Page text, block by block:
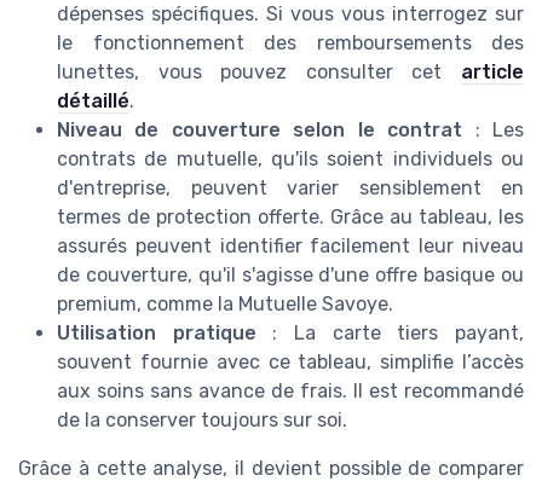
dépenses spécifiques. Si vous vous interrogez sur
le fonctionnement des remboursements des
lunettes, vous pouvez consulter cet article
détaillé.
Niveau de couverture selon le contrat : Les
contrats de mutuelle, qu'ils soient individuels ou
d'entreprise, peuvent varier sensiblement en
termes de protection offerte. Grâce au tableau, les
assurés peuvent identifier facilement leur niveau
de couverture, qu'il s'agisse d'une offre basique ou
premium, comme la Mutuelle Savoye.
Utilisation pratique : La carte tiers payant,
souvent fournie avec ce tableau, simplifie l’accès
aux soins sans avance de frais. Il est recommandé
de la conserver toujours sur soi.
Grâce à cette analyse, il devient possible de comparer